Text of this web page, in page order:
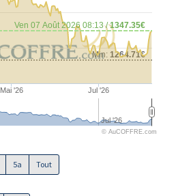
Min: 1264.71€
Ven 07 Août 2026 08:13 /1347.35€
Mai '26 Jul '26
Jul '26
© AuCOFFRE.com
5a
Tout